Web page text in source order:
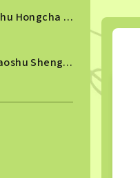
THNG009 - Jingmai Dashu Hongcha 2022
TSNG013 - Banzhang Laoshu Shengcha 2023